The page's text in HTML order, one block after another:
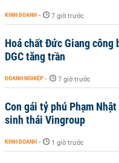
KINH DOANH - 7 giờ trước
Hoá chất Đức Giang công
DGC tăng trần
DOANH NGHIỆP - 7 giờ trước
Con gái tỷ phú Phạm
sinh thái Vingroup
KINH DOANH - 1 giờ trước